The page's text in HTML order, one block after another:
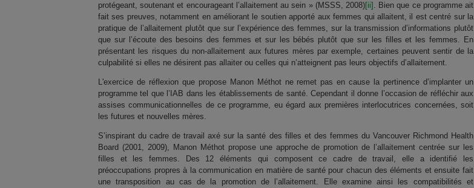
protégeant, soutenant et encourageant l’allaitement au sein » (MSSS, 2008)[ii] . Bien que ce programme ait
fait ses preuves, notamment en améliorant le soutien apporté aux femmes qui allaitent, il est centré sur la
pratique de l’allaitement plutôt que sur l’expérience des femmes, sur la transmission d’informations plutôt
que sur l’écoute des besoins des femmes et sur les bébés plutôt que sur les filles et les femmes. En
présentant les risques du non-allaitement aux futures mères par exemple, certaines peuvent sentir de la
culpabilité si elles ne désirent pas allaiter ou celles qui n’atteignent pas leurs objectifs d’allaitement.
L'exercice de réflexion que propose Manon Méthot ne remet pas en cause la pertinence d’implanter un
programme tel que l’IAB dans les établissements de santé. Cependant il donne l’occasion de réfléchir aux
assises communicationnelles de ce programme, eu égard aux premières interlocutrices concernées, soit
les futures et nouvelles mères.
S’inspirant du cadre de travail axé sur la santé des filles et des femmes du Vancouver Richmond Health
Board (2001, 2009), Manon Méthot propose une approche de promotion de l’allaitement centrée sur les
filles et les femmes. Des 12 éléments qui composent ce cadre de travail, elle a identifié les
préoccupations propres à la communication en matière de santé pour chacun des éléments et ensuite fait
une transposition au cas de la promotion de l’allaitement. Elle examine ainsi les compatibilités et